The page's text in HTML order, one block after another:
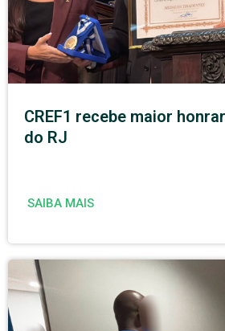
CREF1 recebe maior
do RJ
SAIBA MAIS